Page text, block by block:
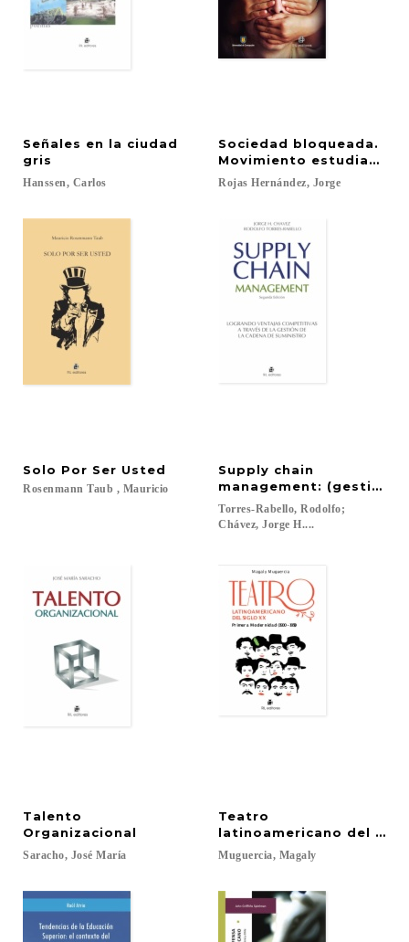
Señales en la ciudad
gris
Hanssen, Carlos
Sociedad bloqueada.
Movimiento estudiantil,
Rojas Hernández, Jorge
Solo Por Ser Usted
Rosenmann Taub , Mauricio
Supply chain
management: (gestión
Torres-Rabello, Rodolfo;
Chávez, Jorge H....
Talento
Organizacional
Saracho, José María
Teatro
latinoamericano del
Muguercia, Magaly